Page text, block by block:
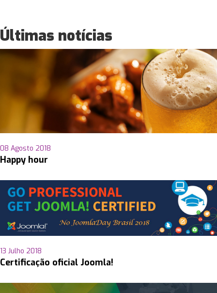
Últimas notícias
08 Agosto 2018
Happy hour
13 Julho 2018
Certificação oficial Joomla!